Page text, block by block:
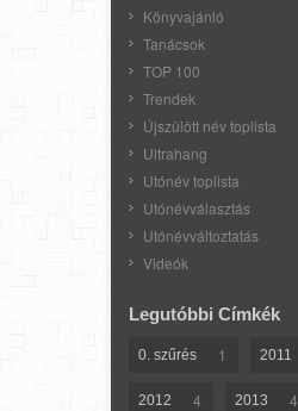
Könyvajánló
Tanácsok
TOP 100
Trendek
Újszülött név toplista
Ultrahang
Utónév toplista
Utónévválasztás
Utónévváltoztatás
Videók
Legutóbbi Címkék
0. szűrés 1 2011
2012 4 2013 4